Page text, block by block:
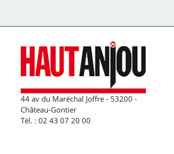
44 av du Maréchal Joffre - 53200 -
Château-Gontier
Tél. : 02 43 07 20 00